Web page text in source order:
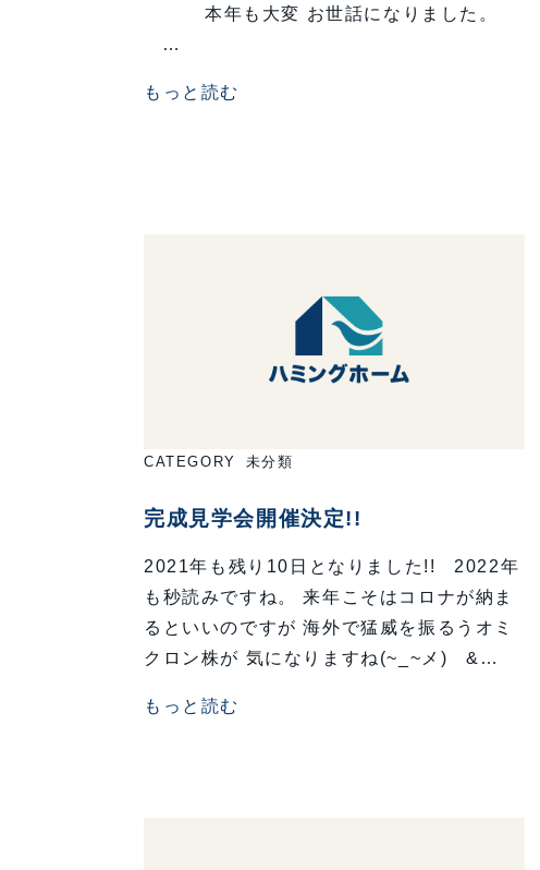
本年も大変 お世話になりました。
…
もっと読む
CATEGORY 未分類
完成見学会開催決定!!
2021年も残り10日となりました!! 2022年
も秒読みですね。 来年こそはコロナが納ま
るといいのですが 海外で猛威を振るうオミ
クロン株が 気になりますね(~_~メ) &…
もっと読む